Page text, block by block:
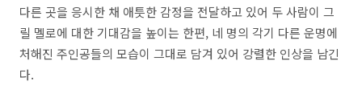
다른 곳을 응시한 채 애틋한 감정을 전달하고 있어 두 사람이 그
릴 멜로에 대한 기대감을 높이는 한편, 네 명의 각기 다른 운명에
처해진 주인공들의 모습이 그대로 담겨 있어 강렬한 인상을 남긴
다.